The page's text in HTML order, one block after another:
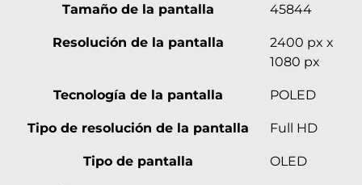
Tamaño de la pantalla 45844
Resolución de la pantalla
2400 px x
1080 px
Tecnología de la pantalla POLED
Tipo de resolución de la pantalla Full HD
Tipo de pantalla OLED